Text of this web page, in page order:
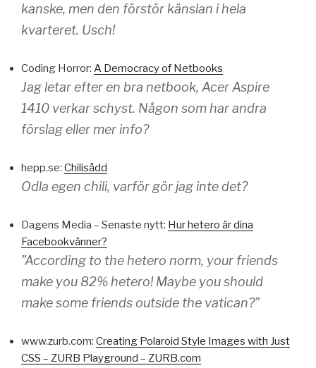
kanske, men den förstör känslan i hela
kvarteret. Usch!
Coding Horror: A Democracy of Netbooks
Jag letar efter en bra netbook, Acer Aspire
1410 verkar schyst. Någon som har andra
förslag eller mer info?
hepp.se: Chilisådd
Odla egen chili, varför gör jag inte det?
Dagens Media – Senaste nytt: Hur hetero är dina
Facebookvänner?
”According to the hetero norm, your friends
make you 82% hetero! Maybe you should
make some friends outside the vatican?”
www.zurb.com: Creating Polaroid Style Images with Just
CSS – ZURB Playground – ZURB.com